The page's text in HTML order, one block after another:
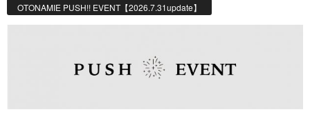
OTONAMIE PUSH!! EVENT【2026.7.31update】